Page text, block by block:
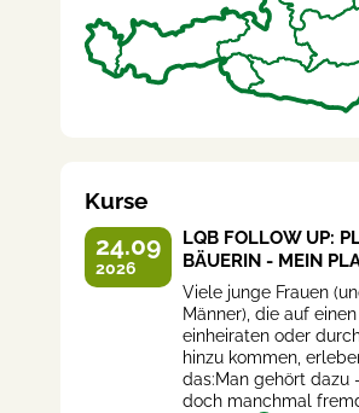
Kurse
24.09
2026
LQB FOLLOW UP:
BÄUERIN - MEIN
Viele junge Frauen
Männer), die auf
einheiraten oder
hinzu kommen,
das:Man gehört dazu
doch manchmal